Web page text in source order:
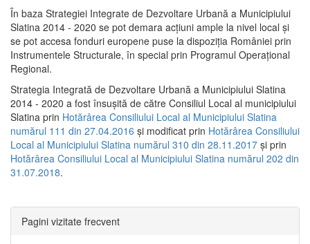
În baza Strategiei Integrate de Dezvoltare Urbană a Municipiului
Slatina 2014 - 2020 se pot demara acţiuni ample la nivel local şi
se pot accesa fonduri europene puse la dispoziţia României prin
Instrumentele Structurale, în special prin Programul Operațional
Regional.
Strategia Integrată de Dezvoltare Urbană a Municipiului Slatina
2014 - 2020 a fost însuşită de către Consiliul Local al municipiului
Slatina prin Hotărârea Consiliului Local al Municipiului Slatina
numărul 111 din 27.04.2016 și modificat prin Hotărârea Consiliului
Local al Municipiului Slatina numărul 310 din 28.11.2017 și prin
Hotărârea Consiliului Local al Municipiului Slatina numărul 202 din
31.07.2018.
Pagini vizitate frecvent